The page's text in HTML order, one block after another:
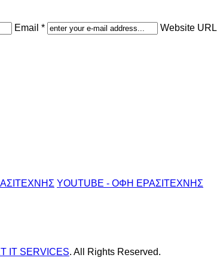
Email * Website URL
YOUTUBE - ΟΦΗ ΕΡΑΣΙΤΕΧΝΗΣ
IT SERVICES. All Rights Reserved.